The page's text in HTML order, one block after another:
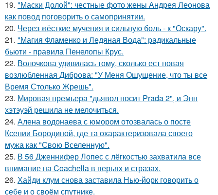
19. "Маски Долой": честные фото жены Андрея Леонова
как повод поговорить о самопринятии.
20. Через жёсткие мучения и сильную боль - к "Оскару".
21. "Магия Фламенко и Ледяная Вода": радикальные
бьюти - правила Пенелопы Крус.
22. Волочкова удивилась тому, сколько ест новая
возлюбленная Диброва: "У Меня Ощущение, что ты все
Время Столько Жрешь".
23. Мировая премьера "дьявол носит Prada 2", и Энн
хэтэуэй решила не мелочиться.
24. Алена водонаева с юмором отозвалась о посте
Ксении Бородиной, где та охарактеризовала своего
мужа как "Свою Вселенную".
25. В 56 Дженнифер Лопес с лёгкостью захватила все
внимание на Coachella в перьях и стразах.
26. Хайди клум снова заставила Нью-йорк говорить о
себе и о своём спутнике.